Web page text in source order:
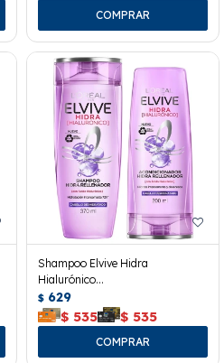
Shampoo Elvive Hidra
Hialurónico
370ml+acondicionador 200ml
$ 629
$ 535 $ 535